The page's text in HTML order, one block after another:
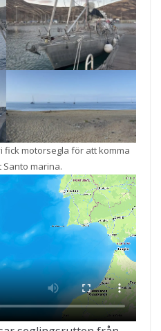
fick motorsegla för att komma
Santo marina.